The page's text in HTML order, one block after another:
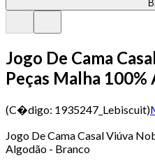
Jogo De Cama
Peças Malha
(C�digo: 1935247_Lebiscuit)
Jogo De Cama Casal Viúva
Algodão - Branco